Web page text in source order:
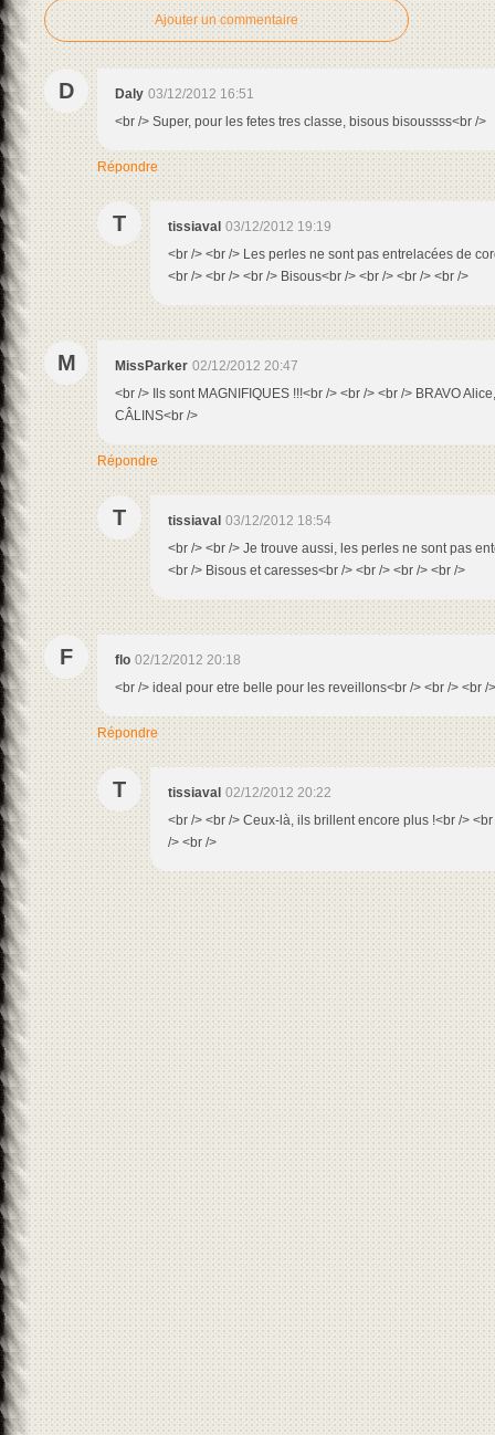
Ajouter un commentaire
D Daly 03/12/2012 16:51
<br /> Super, pour les fetes tres classe, bisous bisoussss<br />
Répondre
T tissiaval 03/12/2012 19:19
<br /> <br /> Les perles ne sont pas entrelacées de
<br /> <br /> <br /> Bisous<br /> <br /> <br /> <br />
M MissParker 02/12/2012 20:47
<br /> Ils sont MAGNIFIQUES !!!<br /> <br /> <br /> BRAVO
CÂLINS<br />
Répondre
T tissiaval 03/12/2012 18:54
<br /> <br /> Je trouve aussi, les perles ne sont pas
<br /> Bisous et caresses<br /> <br /> <br /> <br />
F flo 02/12/2012 20:18
<br /> ideal pour etre belle pour les reveillons<br /> <br /> <br /
Répondre
T tissiaval 02/12/2012 20:22
<br /> <br /> Ceux-là, ils brillent encore plus !<br />
/> <br />